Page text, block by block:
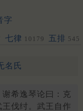
字
七律 10179 五排 545
名氏
希逸琴论曰：克
伐纣。武王自作